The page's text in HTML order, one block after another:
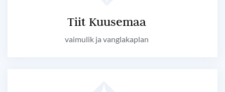
Tiit Kuusemaa
vaimulik ja vanglakaplan